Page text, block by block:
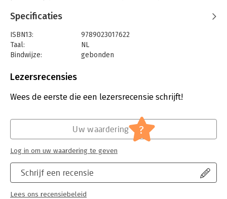
en zelfgemaakte pesto of plaatquiche met broccoli en
geitenkaas op tafel. Of pak een keer uit met luxe
geroosterde zalm met kurkuma en sweet chilli of slowcooked
pulled pork-taco’s. Op de dagen waarop je écht geen tijd hebt
om in de keuken te staan zijn er gelukkig ook opties genoeg:
gehaktballetjes met parelcouscous. Of je nu zeeën van
bakplaatboek ooit is het zo gepiept.
Specificaties
ISBN13:
9789023017622
Taal:
NL
Bindwijze:
gebonden
Uitgever:
Verschijningsdatum:
17-3-2026
Lezersrecensies
Wees de eerste die een lezersrecensie schrijft!
Schrijf een recensie
Lees ons recensiebeleid
Uw waardering ?
Log in om uw waardering te geven